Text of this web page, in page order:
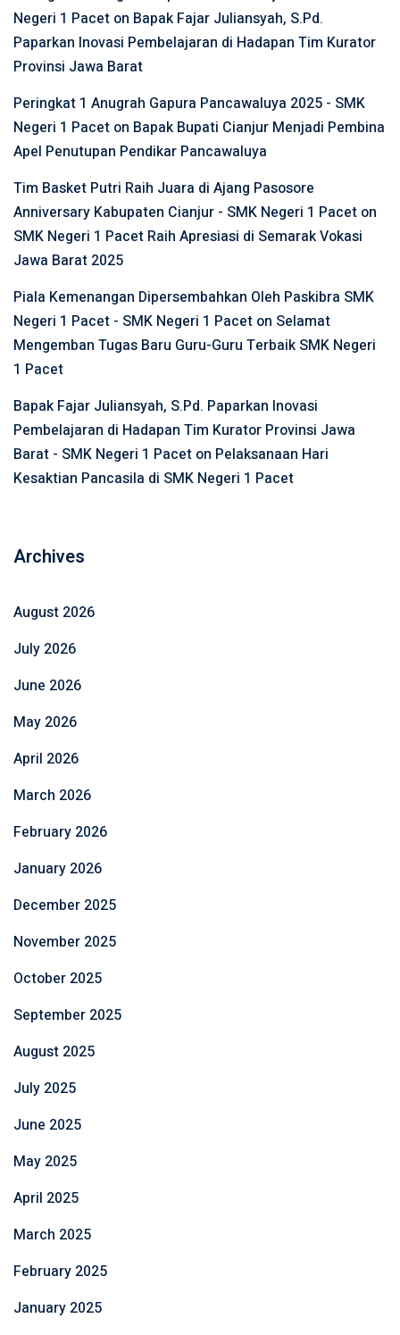
Negeri 1 Pacet on Bapak Fajar Juliansyah, S.Pd.
Paparkan Inovasi Pembelajaran di Hadapan Tim Kurator
Provinsi Jawa Barat
Peringkat 1 Anugrah Gapura Pancawaluya 2025 - SMK
Negeri 1 Pacet on Bapak Bupati Cianjur Menjadi Pembina
Apel Penutupan Pendikar Pancawaluya
Tim Basket Putri Raih Juara di Ajang Pasosore
Anniversary Kabupaten Cianjur - SMK Negeri 1 Pacet on
SMK Negeri 1 Pacet Raih Apresiasi di Semarak Vokasi
Jawa Barat 2025
Piala Kemenangan Dipersembahkan Oleh Paskibra SMK
Negeri 1 Pacet - SMK Negeri 1 Pacet on Selamat
Mengemban Tugas Baru Guru-Guru Terbaik SMK Negeri
1 Pacet
Bapak Fajar Juliansyah, S.Pd. Paparkan Inovasi
Pembelajaran di Hadapan Tim Kurator Provinsi Jawa
Barat - SMK Negeri 1 Pacet on Pelaksanaan Hari
Kesaktian Pancasila di SMK Negeri 1 Pacet
Archives
August 2026
July 2026
June 2026
May 2026
April 2026
March 2026
February 2026
January 2026
December 2025
November 2025
October 2025
September 2025
August 2025
July 2025
June 2025
May 2025
April 2025
March 2025
February 2025
January 2025